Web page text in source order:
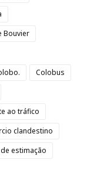
Bouvier
Colobus
ao tráfico
clandestino
estimação